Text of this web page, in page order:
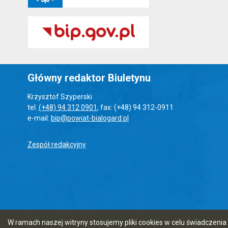
W ramach naszej witryny stosujemy pliki cookies w celu
Główny redaktor Biuletynu
Krzysztof Szyperski
tel. (+48) 94 312 0901, fax: (+48) 94 312-0911
e-mail: bip@powiat-bialogard.pl
Zespół redakcyjny